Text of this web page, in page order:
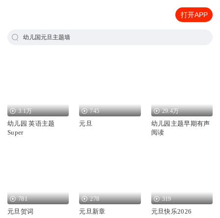
打开APP
幼儿国元旦主题墙
3.1万
幼儿园 英语主题
Super
745
元旦
29.4万
幼儿园主题早期有声
阅读
781
元旦贺词
278
元旦新章
319
元旦快乐2026